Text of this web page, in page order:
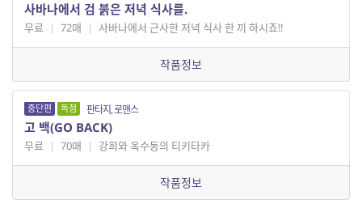
사바나에서 검 붉은 저녁 식사를.
무료 | 72매 | 사바나에서 근사한 저녁 식사 한 끼 하시죠!!
작품정보
중단편 독점 판타지, 로맨스
고 백(GO BACK)
무료 | 70매 | 강희와 옥수동의 티키타카
작품정보